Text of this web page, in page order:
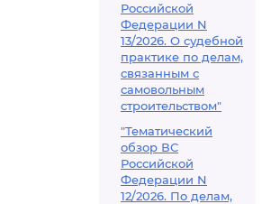
Российской
Федерации N
13/2026. О судебной
практике по делам,
связанным с
самовольным
строительством"
"Тематический
обзор ВС
Российской
Федерации N
12/2026. По делам,